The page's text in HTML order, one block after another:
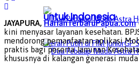
untuk Indonesia
JAYAPURA,HarianTerbaruPapua.com
kini menyasar layanan kesehatan.
mendorong pemanfaatan aplikasi
praktis bagi peserta Jaminan
khususnya di kalangan generasi muda